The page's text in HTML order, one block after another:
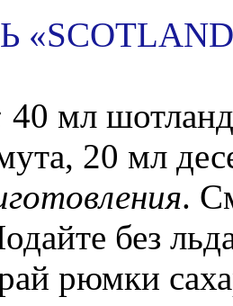
40 мл
20 мл
.
без
рюмки